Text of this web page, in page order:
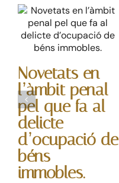
Novetats en
l’àmbit penal
pel que fa al
delicte
d’ocupació de
béns
immobles.